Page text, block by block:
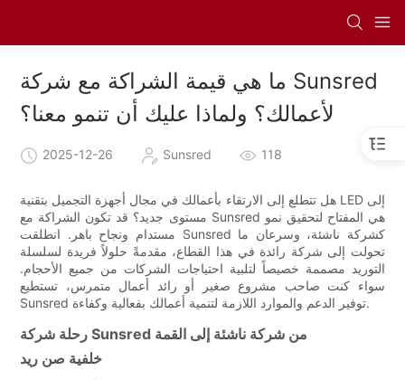
ما هي قيمة الشراكة مع شركة Sunsred
لأعمالك؟ ولماذا عليك أن تنمو معنا؟
2025-12-26 Sunsred 118
هل تتطلع إلى الارتقاء بأعمالك في مجال أجهزة التجميل بتقنية LED إلى
مستوى جديد؟ قد تكون الشراكة مع Sunsred هي المفتاح لتحقيق نمو
مستدام ونجاح باهر. انطلقت Sunsred كشركة ناشئة، وسرعان ما
تحولت إلى شركة رائدة في هذا القطاع، مقدمةً حلولاً فريدة لسلسلة
التوريد مصممة خصيصاً لتلبية احتياجات الشركات من جميع الأحجام.
سواء كنت صاحب مشروع صغير أو رائد أعمال متمرس، تستطيع
Sunsred توفير الدعم والموارد اللازمة لتنمية أعمالك بفعالية وكفاءة.
رحلة شركة Sunsred من شركة ناشئة إلى القمة
خلفية صن ريد